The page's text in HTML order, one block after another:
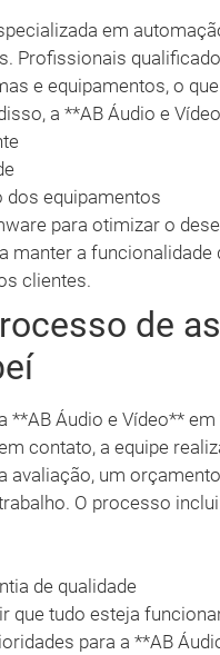
em
Profissionais
e equipamentos, o
a **AB Áudio e
dos equipamentos
para otimizar o
manter a
clientes.
de
**AB Áudio e Vídeo**
contato, a equipe
avaliação, um
O processo
de qualidade
que tudo esteja
para a **AB